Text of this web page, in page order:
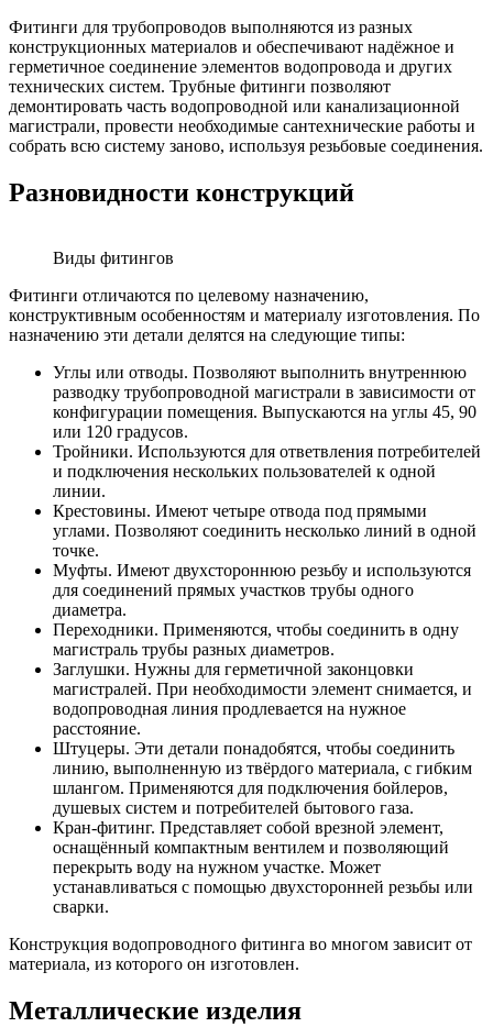
Фитинги для трубопроводов выполняются из разных
конструкционных материалов и обеспечивают надёжное и
герметичное соединение элементов водопровода и других
технических систем. Трубные фитинги позволяют
демонтировать часть водопроводной или канализационной
магистрали, провести необходимые сантехнические работы и
собрать всю систему заново, используя резьбовые соединения.
Разновидности конструкций
Виды фитингов
Фитинги отличаются по целевому назначению,
конструктивным особенностям и материалу изготовления. По
назначению эти детали делятся на следующие типы:
Углы или отводы. Позволяют выполнить внутреннюю
разводку трубопроводной магистрали в зависимости от
конфигурации помещения. Выпускаются на углы 45, 90
или 120 градусов.
Тройники. Используются для ответвления потребителей
и подключения нескольких пользователей к одной
линии.
Крестовины. Имеют четыре отвода под прямыми
углами. Позволяют соединить несколько линий в одной
точке.
Муфты. Имеют двухстороннюю резьбу и используются
для соединений прямых участков трубы одного
диаметра.
Переходники. Применяются, чтобы соединить в одну
магистраль трубы разных диаметров.
Заглушки. Нужны для герметичной законцовки
магистралей. При необходимости элемент снимается, и
водопроводная линия продлевается на нужное
расстояние.
Штуцеры. Эти детали понадобятся, чтобы соединить
линию, выполненную из твёрдого материала, с гибким
шлангом. Применяются для подключения бойлеров,
душевых систем и потребителей бытового газа.
Кран-фитинг. Представляет собой врезной элемент,
оснащённый компактным вентилем и позволяющий
перекрыть воду на нужном участке. Может
устанавливаться с помощью двухсторонней резьбы или
сварки.
Конструкция водопроводного фитинга во многом зависит от
материала, из которого он изготовлен.
Металлические изделия